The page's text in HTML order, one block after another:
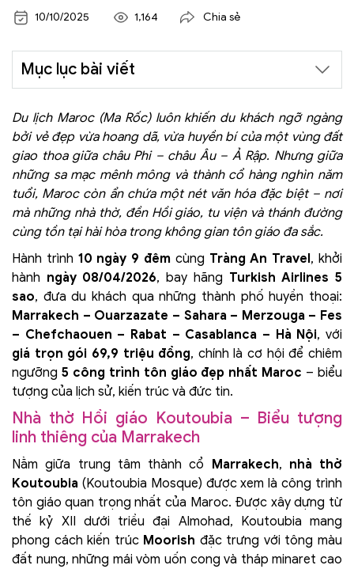
10/10/2025 1,164 Chia sẻ
Mục lục bài viết
Du lịch Maroc (Ma Rốc) luôn khiến du khách ngỡ ngàng
bởi vẻ đẹp vừa hoang dã, vừa huyền bí của một vùng đất
giao thoa giữa châu Phi – châu Âu – Ả Rập. Nhưng giữa
những sa mạc mênh mông và thành cổ hàng nghìn năm
tuổi, Maroc còn ẩn chứa một nét văn hóa đặc biệt – nơi
mà những nhà thờ, đền Hồi giáo, tu viện và thánh đường
cùng tồn tại hài hòa trong không gian tôn giáo đa sắc.
Hành trình 10 ngày 9 đêm cùng Tràng An Travel, khởi
hành ngày 08/04/2026, bay hãng Turkish Airlines 5
sao, đưa du khách qua những thành phố huyền thoại:
Marrakech – Ouarzazate – Sahara – Merzouga – Fes
– Chefchaouen – Rabat – Casablanca – Hà Nội, với
giá trọn gói 69,9 triệu đồng, chính là cơ hội để chiêm
ngưỡng 5 công trình tôn giáo đẹp nhất Maroc – biểu
tượng của lịch sử, kiến trúc và đức tin.
Nhà thờ Hồi giáo Koutoubia – Biểu tượng
linh thiêng của Marrakech
Nằm giữa trung tâm thành cổ Marrakech, nhà thờ
Koutoubia (Koutoubia Mosque) được xem là công trình
tôn giáo quan trọng nhất của Maroc. Được xây dựng từ
thế kỷ XII dưới triều đại Almohad, Koutoubia mang
phong cách kiến trúc Moorish đặc trưng với tông màu
đất nung, những mái vòm uốn cong và tháp minaret cao